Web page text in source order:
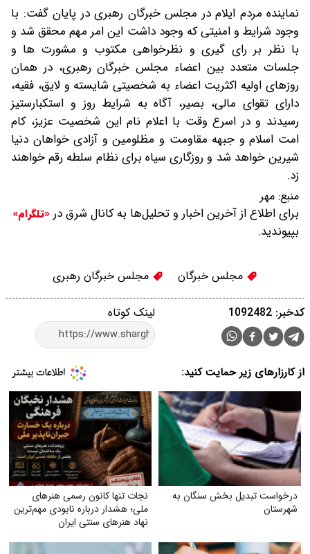
نماینده مردم ایلام‌ در مجلس خبرگان رهبری در پایان گفت: با
وجود شرایط و امنیتی که وجود داشت این امر مهم محقق شد و
با نظر بر رای گیری و نظرخواهی مکتوب و مشورت ها و
جلسات متعدد بین اعضاء مجلس خبرگان رهبری، در همان
روزهای اولیه اکثریت اعضاء به شخصیتی شایسته و لایق، فقیه،
دارای تقوای مالی، بصیر، آگاه به شرایط روز و استکبارستیز
رسیدند و در اسرع وقت با اعلام نام این شخصیت عزیز،‌ کام
امت اسلام و جبهه مقاومت و مظلومین و آزادی خواهان دنیا
شیرین‌ خواهد شد و روزگاری سیاه برای نظام سلطه رقم خواهند
زد.
منبع: مهر
برای اطلاع از آخرین اخبار و تحلیل‌ها به کانال شرق در «تلگرام»
بپیوندید.
مجلس خبرگان مجلس خبرگان رهبری
لینک کوتاه کدخبر: 1092482
از کارزارهای زیر حمایت کنید:
درخواست تبدیل بخش سنگان به
شهرستان
نجات تنها کانون رسمی هنرهای
ملی؛ هشدار درباره نابودی مهم‌ترین
نهاد هنرهای سنتی ایران